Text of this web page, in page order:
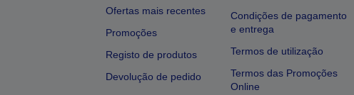
Ofertas mais recentes
Promoções
Registo de produtos
Devolução de pedido
Condições de pagamento
e entrega
Termos de utilização
Termos das Promoções
Online